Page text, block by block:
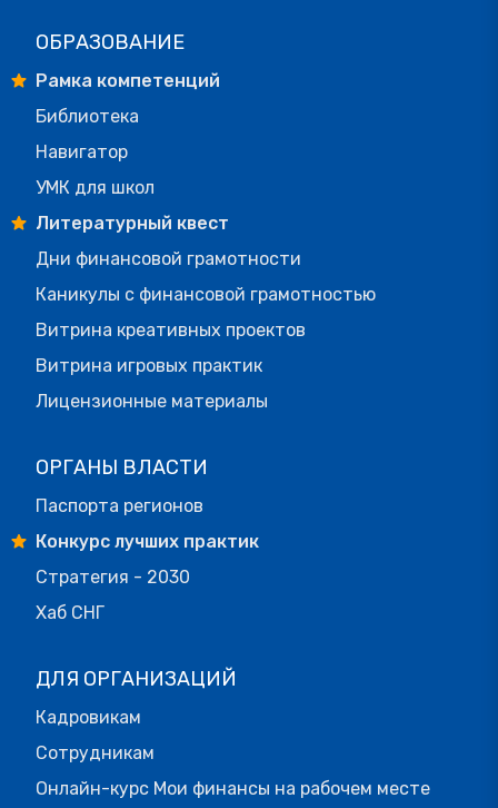
ОБРАЗОВАНИЕ
Рамка компетенций
Библиотека
Навигатор
УМК для школ
Литературный квест
Дни финансовой грамотности
Каникулы с финансовой грамотностью
Витрина креативных проектов
Витрина игровых практик
Лицензионные материалы
ОРГАНЫ ВЛАСТИ
Паспорта регионов
Конкурс лучших практик
Стратегия - 2030
Хаб СНГ
ДЛЯ ОРГАНИЗАЦИЙ
Кадровикам
Сотрудникам
Онлайн-курс Мои финансы на рабочем месте